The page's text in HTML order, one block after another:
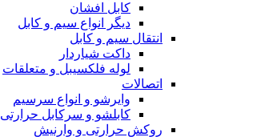
کابل افشان
دیگر انواع سیم و کابل
انتقال سیم و کابل
داکت شیاردار
لوله فلکسیبل و متعلقات
اتصالات
وایرشو و انواع سرسیم
کابلشو و سرکابل حرارتی
روکش حرارتی و وارنیش